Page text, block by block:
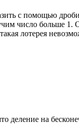
с помощью
число больше 1.
лотерея
деление на